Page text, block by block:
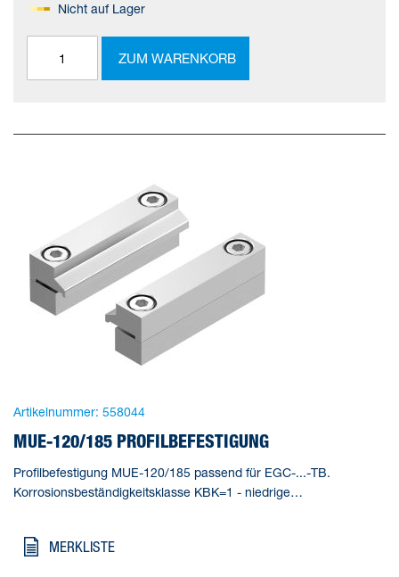
Nicht auf Lager
ZUM WARENKORB
Artikelnummer: 558044
MUE-120/185 PROFILBEFESTIGUNG
Profilbefestigung MUE-120/185 passend für EGC-...-TB.
Korrosionsbeständigkeitsklasse KBK=1 - niedrige
MERKLISTE